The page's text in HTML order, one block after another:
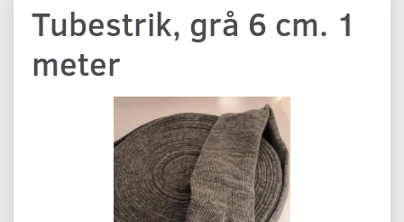
Tubestrik, grå 6 cm. 1
meter